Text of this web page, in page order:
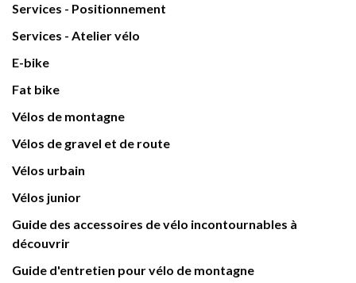
Services - Positionnement
Services - Atelier vélo
E-bike
Fat bike
Vélos de montagne
Vélos de gravel et de route
Vélos urbain
Vélos junior
Guide des accessoires de vélo incontournables à
découvrir
Guide d'entretien pour vélo de montagne